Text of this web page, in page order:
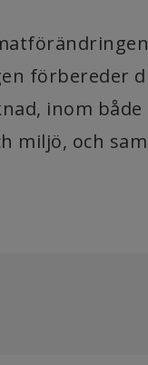
förbereder
inom
miljö, och